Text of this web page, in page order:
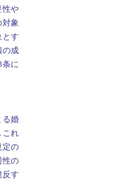
性や
象
とす
の成
に
る婚
これ
定の
性の
反す